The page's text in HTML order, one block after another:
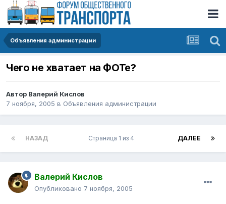
Объявления администрации
Чего не хватает на ФОТе?
Автор Валерий Кислов
7 ноября, 2005 в Объявления администрации
НАЗАД ДАЛЕЕ
Страница 1 из 4
Валерий Кислов
Опубликовано 7 ноября, 2005